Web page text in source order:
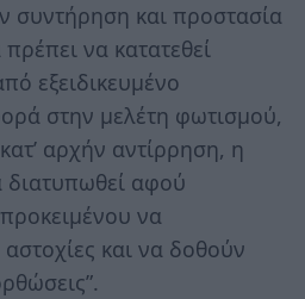
συντήρηση και προστασία
να κατατεθεί
εξειδικευμένο
στην μελέτη φωτισμού,
αρχήν αντίρρηση, η
διατυπωθεί αφού
να
και να δοθούν